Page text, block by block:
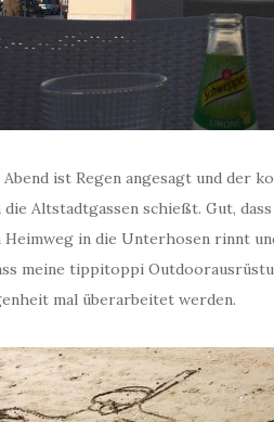
ist Regen angesagt und der
Altstadtgassen schießt. Gut,
Heimweg in die Unterhosen rinnt
meine tippitoppi
mal überarbeitet werden.